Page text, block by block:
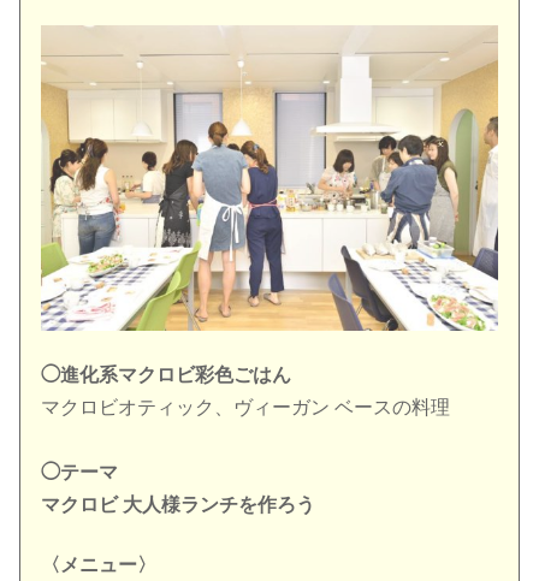
◯進化系マクロビ彩色ごはん
マクロビオティック、ヴィーガン ベースの料理
◯テーマ
マクロビ 大人様ランチを作ろう
〈メニュー〉